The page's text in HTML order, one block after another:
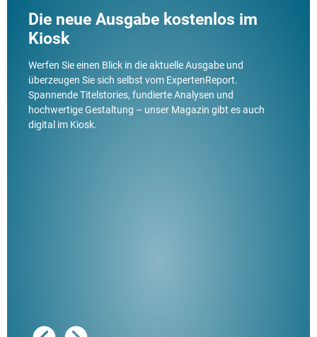
Die neue Ausgabe kostenlos im
Kiosk
Werfen Sie einen Blick in die aktuelle Ausgabe und
überzeugen Sie sich selbst vom ExpertenReport.
Spannende Titelstories, fundierte Analysen und
hochwertige Gestaltung – unser Magazin gibt es auch
digital im Kiosk.